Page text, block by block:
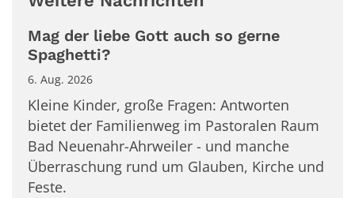
Mag der liebe Gott auch so gerne
Spaghetti?
6. Aug. 2026
Kleine Kinder, große Fragen: Antworten
bietet der Familienweg im Pastoralen Raum
Bad Neuenahr-Ahrweiler - und manche
Überraschung rund um Glauben, Kirche und
Feste.